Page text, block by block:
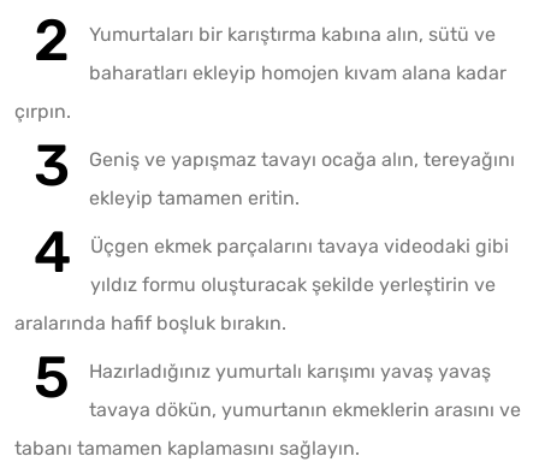
Yumurtaları bir karıştırma kabına alın, sütü ve
baharatları ekleyip homojen kıvam alana kadar
çırpın.
Geniş ve yapışmaz tavayı ocağa alın, tereyağını
ekleyip tamamen eritin.
Üçgen ekmek parçalarını tavaya videodaki gibi
yıldız formu oluşturacak şekilde yerleştirin ve
aralarında hafif boşluk bırakın.
Hazırladığınız yumurtalı karışımı yavaş yavaş
tavaya dökün, yumurtanın ekmeklerin arasını ve
tabanı tamamen kaplamasını sağlayın.